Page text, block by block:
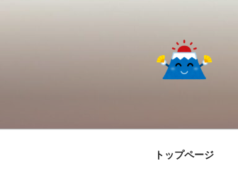
キ
トップページ